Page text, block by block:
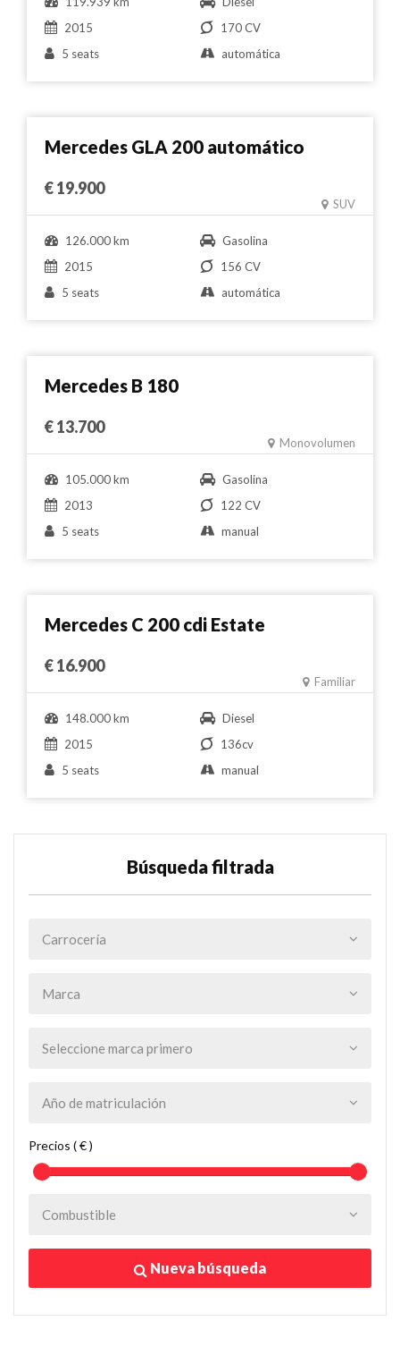
2015
170 CV
5 seats
automática
Comparar
Mercedes GLA 200 automático
€ 19.900
SUV
126.000 km
Gasolina
2015
156 CV
5 seats
automática
Comparar
Mercedes B 180
€ 13.700
Monovolumen
105.000 km
Gasolina
2013
122 CV
5 seats
manual
Comparar
Mercedes C 200 cdi Estate
€ 16.900
Familiar
148.000 km
Diesel
2015
136cv
5 seats
manual
Búsqueda filtrada
Precios ( € )
Nueva búsqueda